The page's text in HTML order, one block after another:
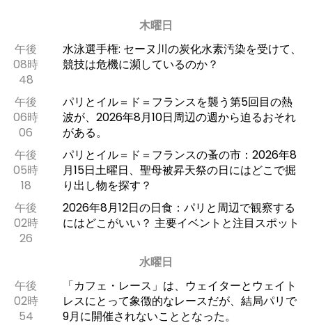
木曜日
午後
08時
48
水泳選手権: セーヌ川の炭化水素汚染を受けて、
競技は危機に瀕しているのか？
午後
06時
06
パリとイル＝ド＝フランスを襲う第5回目の熱
波が、2026年8月10日周辺の週から迫るおそれ
がある。
午後
05時
18
パリとイル＝ド＝フランスの蚤の市：2026年8
月15日土曜日、聖母被昇天祭の日にはどこで掘
り出し物を探す？
午後
02時
26
2026年8月12日の日食：パリと周辺で観察する
にはどこがいい？ 主要イベントと注目スポット
水曜日
午後
02時
54
「カフェ・レース」は、ウェイターとウェイト
レスにとって象徴的なレースだが、結局パリで
9月に開催されないこととなった。